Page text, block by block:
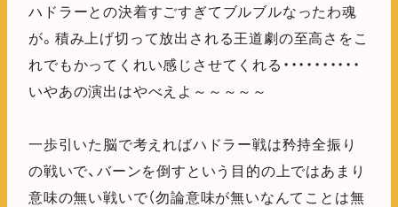
ハドラーとの決着すごすぎてブルブルなったわ魂
が。積み上げ切って放出される王道劇の至高さをこ
れでもかってくれい感じさせてくれる・・・・・・・・・・
いやあの演出はやべえよ～～～～～
一歩引いた脳で考えればハドラー戦は矜持全振り
の戦いで、バーンを倒すという目的の上ではあまり
意味の無い戦いで（勿論意味が無いなんてことは無